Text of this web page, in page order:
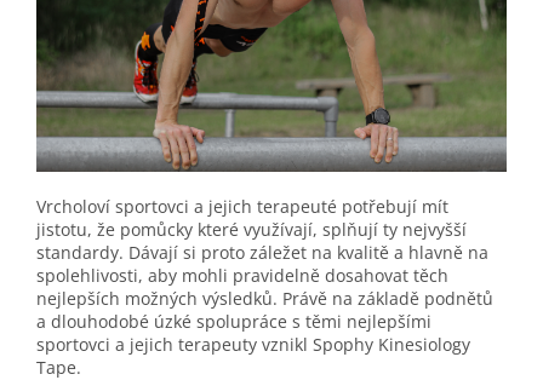
Vrcholoví sportovci a jejich terapeuté potřebují mít
jistotu, že pomůcky které využívají, splňují ty nejvyšší
standardy. Dávají si proto záležet na kvalitě a hlavně na
spolehlivosti, aby mohli pravidelně dosahovat těch
nejlepších možných výsledků. Právě na základě podnětů
a dlouhodobé úzké spolupráce s těmi nejlepšími
sportovci a jejich terapeuty vznikl Spophy Kinesiology
Tape.